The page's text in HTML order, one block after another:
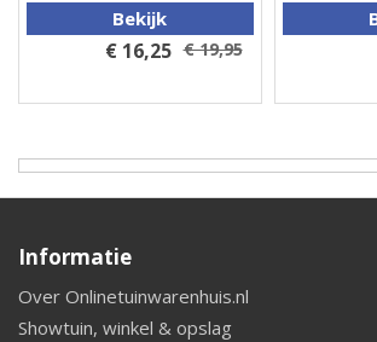
Bekijk
€ 16,25 € 19,95
Informatie
Over Onlinetuinwarenhuis.nl
Showtuin, winkel & opslag